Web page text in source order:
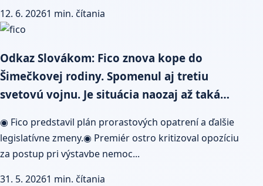
12. 6. 20261 min. čítania
Odkaz Slovákom: Fico znova kope do
Šimečkovej rodiny. Spomenul aj tretiu
svetovú vojnu. Je situácia naozaj až taká…
◉ Fico predstavil plán prorastových opatrení a ďalšie
legislatívne zmeny.◉ Premiér ostro kritizoval opozíciu
za postup pri výstavbe nemoc...
31. 5. 20261 min. čítania